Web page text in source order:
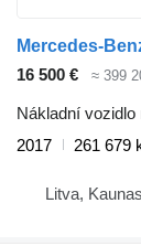
Mercedes-
16 500 €
≈ 399
Nákladní
2017
261 679
Litva, Kaunas